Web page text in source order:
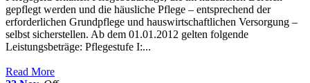
gepflegt werden und die häusliche Pflege – entsprechend der
erforderlichen Grundpflege und hauswirtschaftlichen Versorgung –
selbst sicherstellen. Ab dem 01.01.2012 gelten folgende
Leistungsbeträge: Pflegestufe I:...
Read More